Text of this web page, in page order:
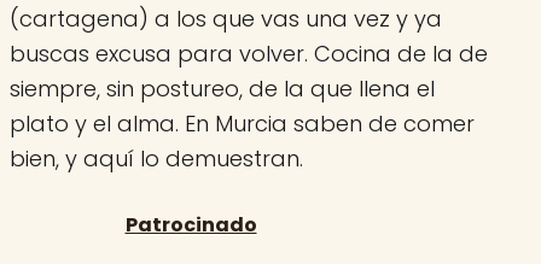
(cartagena) a los que vas una vez y ya
buscas excusa para volver. Cocina de la de
siempre, sin postureo, de la que llena el
plato y el alma. En Murcia saben de comer
bien, y aquí lo demuestran.